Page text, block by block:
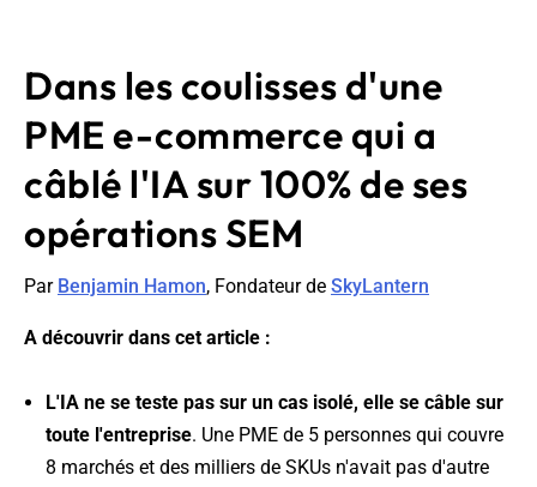
Dans les coulisses d'une
PME e-commerce qui a
câblé l'IA sur 100% de ses
opérations SEM
Par Benjamin Hamon, Fondateur de SkyLantern
A découvrir dans cet article :
L'IA ne se teste pas sur un cas isolé, elle se câble sur
toute l'entreprise. Une PME de 5 personnes qui couvre
8 marchés et des milliers de SKUs n'avait pas d'autre